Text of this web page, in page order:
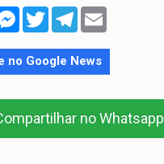
Messenger
TwitterTelegram
no Google News
no Whatsapp